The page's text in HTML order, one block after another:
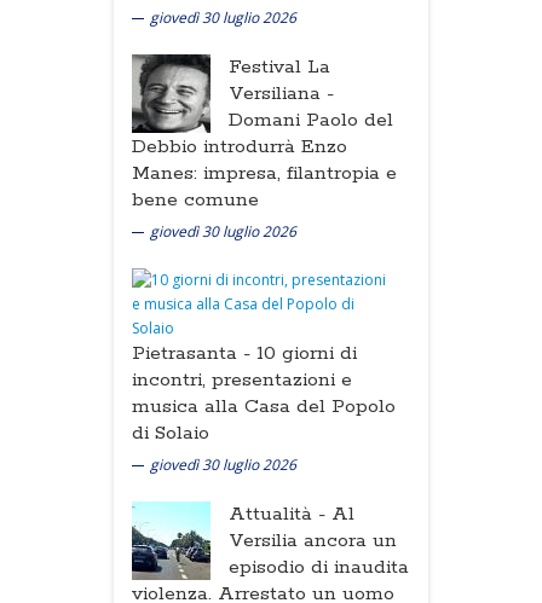
giovedì 30 luglio 2026
Festival La
Versiliana -
Domani Paolo del
Debbio introdurrà Enzo
Manes: impresa, filantropia e
bene comune
giovedì 30 luglio 2026
Pietrasanta - 10 giorni di
incontri, presentazioni e
musica alla Casa del Popolo
di Solaio
giovedì 30 luglio 2026
Attualità - Al
Versilia ancora un
episodio di inaudita
violenza. Arrestato un uomo